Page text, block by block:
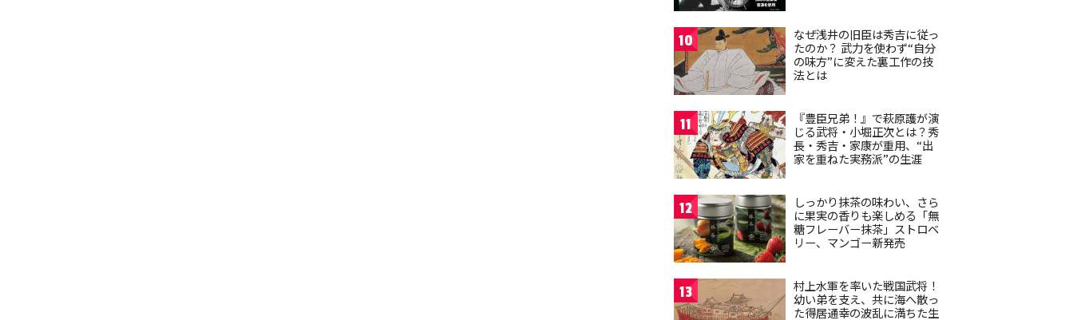
10
なぜ浅井の旧臣は秀吉に従っ
たのか？ 武力を使わず“自分
の味方”に変えた裏工作の技
法とは
11
『豊臣兄弟！』で萩原護が演
じる武将・小堀正次とは？秀
長・秀吉・家康が重用、“出
家を重ねた実務派”の生涯
12
しっかり抹茶の味わい、さら
に果実の香りも楽しめる「無
糖フレーバー抹茶」ストロベ
リー、マンゴー新発売
13
村上水軍を率いた戦国武将！
幼い弟を支え、共に海へ散っ
た得居通幸の波乱に満ちた生